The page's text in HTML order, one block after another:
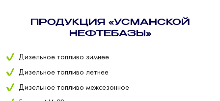
ПРОДУКЦИЯ «УСМАНСКОЙ
НЕФТЕБАЗЫ»
Дизельное топливо зимнее
Дизельное топливо летнее
Дизельное топливо межсезонное